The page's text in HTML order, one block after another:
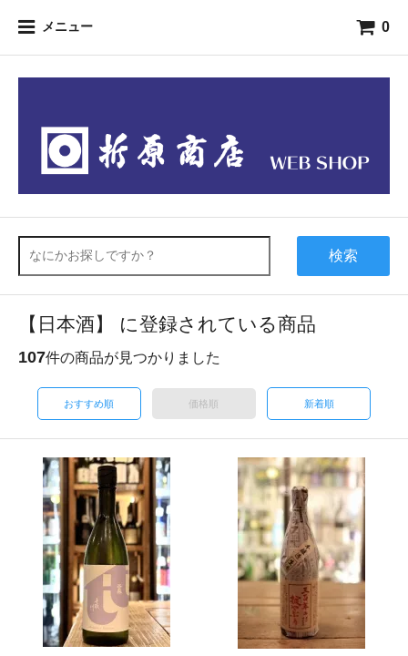
メニュー 0
検索
【日本酒】 に登録されている商品
107件の商品が見つかりました
おすすめ順 価格順 新着順